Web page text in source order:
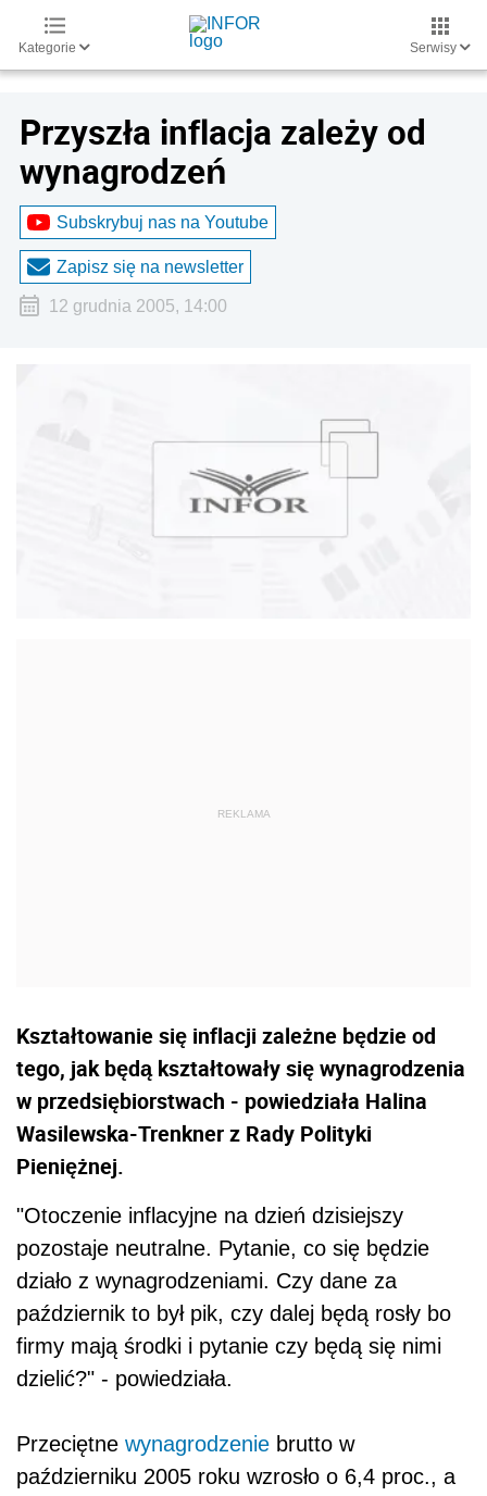
Kategorie Serwisy
Przyszła inflacja zależy od
wynagrodzeń
Subskrybuj nas na Youtube
Zapisz się na newsletter
12 grudnia 2005, 14:00
Kształtowanie się inflacji zależne będzie od
tego, jak będą kształtowały się wynagrodzenia
w przedsiębiorstwach - powiedziała Halina
Wasilewska-Trenkner z Rady Polityki
Pieniężnej.
"Otoczenie inflacyjne na dzień dzisiejszy
pozostaje neutralne. Pytanie, co się będzie
działo z wynagrodzeniami. Czy dane za
październik to był pik, czy dalej będą rosły bo
firmy mają środki i pytanie czy będą się nimi
dzielić?" - powiedziała.
Przeciętne wynagrodzenie brutto w
październiku 2005 roku wzrosło o 6,4 proc., a